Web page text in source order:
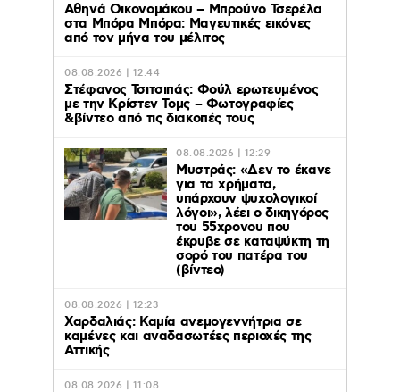
Αθηνά Οικονομάκου – Μπρούνο Τσερέλα
στα Μπόρα Μπόρα: Mαγευτικές εικόνες
από τον μήνα του μέλιτος
08.08.2026 | 12:44
Στέφανος Τσιτσιπάς: Φούλ ερωτευμένος
με την Κρίστεν Τομς – Φωτογραφίες
&βίντεο από τις διακοπές τους
08.08.2026 | 12:29
Μυστράς: «Δεν το έκανε
για τα χρήματα,
υπάρχουν ψυχολογικοί
λόγοι», λέει ο δικηγόρος
του 55χρονου που
έκρυβε σε καταψύκτη τη
σορό του πατέρα του
(βίντεο)
08.08.2026 | 12:23
Χαρδαλιάς: Καμία ανεμογεννήτρια σε
καμένες και αναδασωτέες περιοχές της
Αττικής
08.08.2026 | 11:08